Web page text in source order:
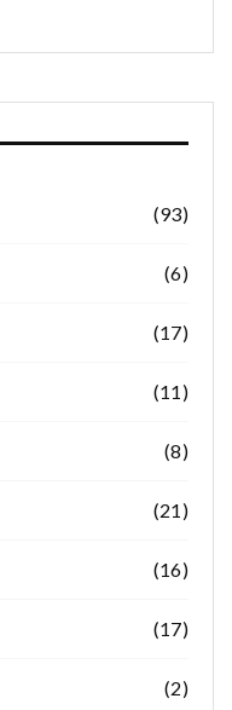
(93)
(6)
(17)
(11)
(8)
(21)
(16)
(17)
(2)